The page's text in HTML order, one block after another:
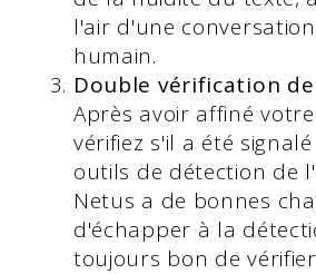
l'air d'une
humain.
Double vérification
Après avoir affiné
vérifiez s'il a été
outils de détection de
Netus a de bonnes
d'échapper à la
toujours bon de